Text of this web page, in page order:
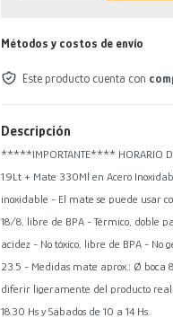
Métodos y costos de envío
Este producto cuenta con
Descripción
*****IMPORTANTE**** HORARIO
1.9Lt + Mate 330Ml en Acero
inoxidable - El mate se puede usar
18/8, libre de BPA - Térmico, doble
acidez - No tóxico, libre de BPA -
23.5 - Medidas mate aprox.: Ø boca
diferir ligeramente del producto real
18.30 Hs y Sábados de 10 a 14 Hs.